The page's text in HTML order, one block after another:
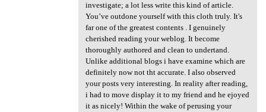
investigate; a lot less write this kind of article.
You’ve outdone yourself with this cloth truly. It's
far one of the greatest contents . I genuinely
cherished reading your weblog. It become
thoroughly authored and clean to undertand.
Unlike additional blogs i have examine which are
definitely now not tht accurate. I also observed
your posts very interesting. In reality after reading,
i had to move display it to my friend and he ejoyed
it as nicely! Within the wake of perusing your